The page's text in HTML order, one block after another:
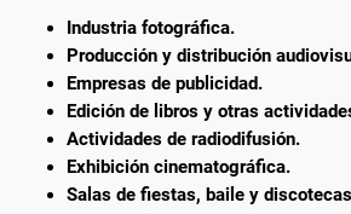
Industria fotográfica.
Producción y distribución
Empresas de publicidad.
Edición de libros y otras
Actividades de radiodifusión.
Exhibición cinematográfica.
Salas de fiestas, baile y